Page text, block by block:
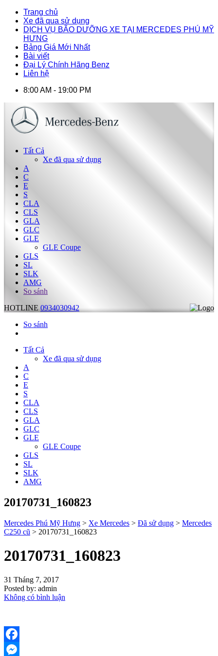
Trang chủ
Xe đã qua sử dụng
DỊCH VỤ BÃO DƯỠNG XE TẠI MERCEDES PHÚ MỸ
HƯNG
Bảng Giá Mới Nhất
Bài viết
Đại Lý Chính Hãng Benz
Liên hệ
8:00 AM - 19:00 PM
Tất Cả
Xe đã qua sử dụng
A
C
E
S
CLA
CLS
GLA
GLC
GLE
GLE Coupe
GLS
SL
SLK
AMG
So sánh
HOTLINE 0934030942
So sánh
Tất Cả
Xe đã qua sử dụng
A
C
E
S
CLA
CLS
GLA
GLC
GLE
GLE Coupe
GLS
SL
SLK
AMG
20170731_160823
Mercedes Phú Mỹ Hưng > Xe Mercedes > Đã sử dụng > Mercedes
C250 cũ > 20170731_160823
20170731_160823
31 Tháng 7, 2017
Posted by: admin
Không có bình luận
Facebook